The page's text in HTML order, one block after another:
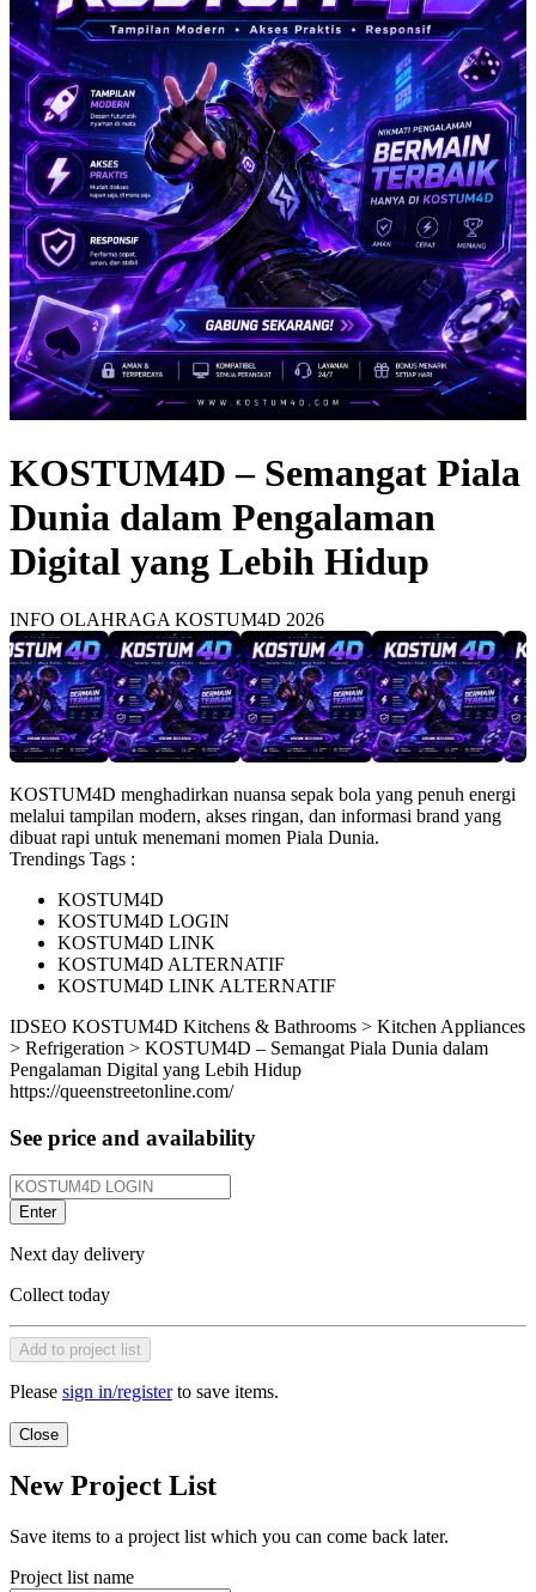
KOSTUM4D – Semangat Piala
Dunia dalam Pengalaman
Digital yang Lebih Hidup
INFO OLAHRAGA KOSTUM4D 2026
KOSTUM4D menghadirkan nuansa sepak bola yang penuh energi
melalui tampilan modern, akses ringan, dan informasi brand yang
dibuat rapi untuk menemani momen Piala Dunia.
Trendings Tags :
KOSTUM4D
KOSTUM4D LOGIN
KOSTUM4D LINK
KOSTUM4D ALTERNATIF
KOSTUM4D LINK ALTERNATIF
IDSEO KOSTUM4D Kitchens & Bathrooms > Kitchen Appliances
> Refrigeration > KOSTUM4D – Semangat Piala Dunia dalam
Pengalaman Digital yang Lebih Hidup
https://queenstreetonline.com/
See price and availability
Enter
Next day delivery
Collect today
Add to project list
Please sign in/registerto save items.
Close
New Project List
Save items to a project list which you can come back later.
Project list name